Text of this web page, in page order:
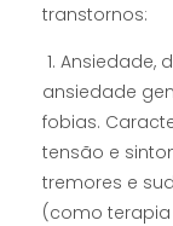
transtornos:
1. Ansiedade,
ansiedade
fobias.
tensão e
tremores e
(como